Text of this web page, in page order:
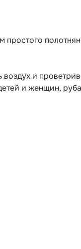
простого
и
и женщин,